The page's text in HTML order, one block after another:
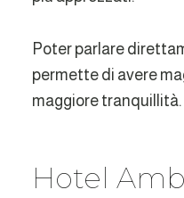
Poter parlare
permette di avere
maggiore tranquillità.
Hotel